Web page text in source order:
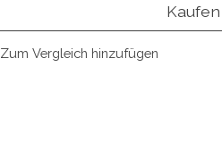
Kaufen
Zum Vergleich hinzufügen